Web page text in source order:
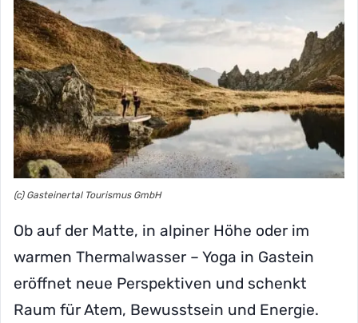
(c) Gasteinertal Tourismus GmbH
Ob auf der Matte, in alpiner Höhe oder im
warmen Thermalwasser – Yoga in Gastein
eröffnet neue Perspektiven und schenkt
Raum für Atem, Bewusstsein und Energie.